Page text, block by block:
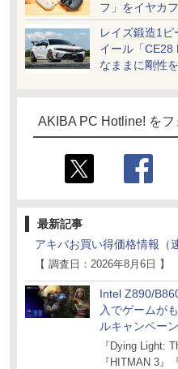
フ」をイヤカ
レイズ鍛造1ピ
イール「CE28
なままに剛性
AKIBA PC Hotline! をフ
最新記事
アキバお買い得価格情報（
【 調査日：2026年8月6日 】
Intel Z890/
入でゲームが
ルキャンペーン
『Dying Light:
『HITMAN 3』